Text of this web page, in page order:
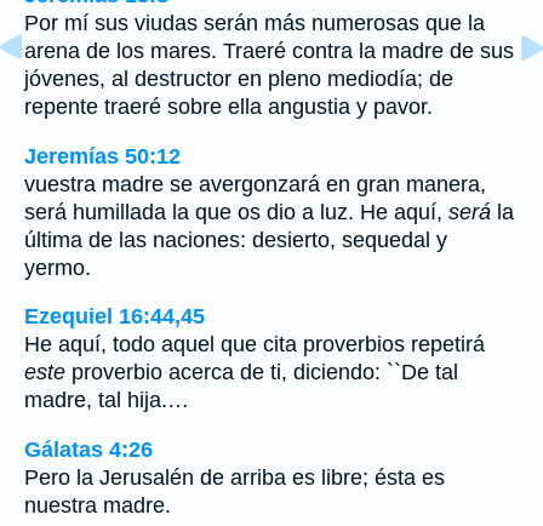
Por mí sus viudas serán más numerosas que la
arena de los mares. Traeré contra la madre de sus
jóvenes, al destructor en pleno mediodía; de
repente traeré sobre ella angustia y pavor.
Jeremías 50:12
vuestra madre se avergonzará en gran manera,
será humillada la que os dio a luz. He aquí, será la
última de las naciones: desierto, sequedal y
yermo.
Ezequiel 16:44,45
He aquí, todo aquel que cita proverbios repetirá
este proverbio acerca de ti, diciendo: ``De tal
madre, tal hija.…
Gálatas 4:26
Pero la Jerusalén de arriba es libre; ésta es
nuestra madre.